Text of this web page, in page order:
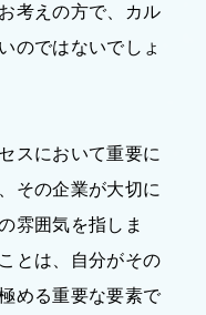
考えの方で、カル
のではないでしょ
スにおいて重要に
その企業が大切に
雰囲気を指しま
とは、自分がその
める重要な要素で